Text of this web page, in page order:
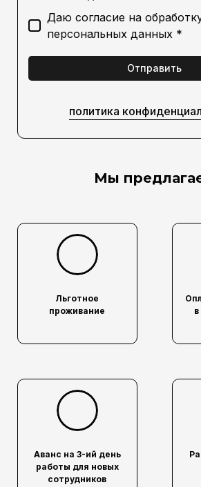
Даю согласие на
персональных данных *
Отправить
политика
Мы
Льготное
проживание
Аванс на 3-ий день
работы для новых
сотрудников